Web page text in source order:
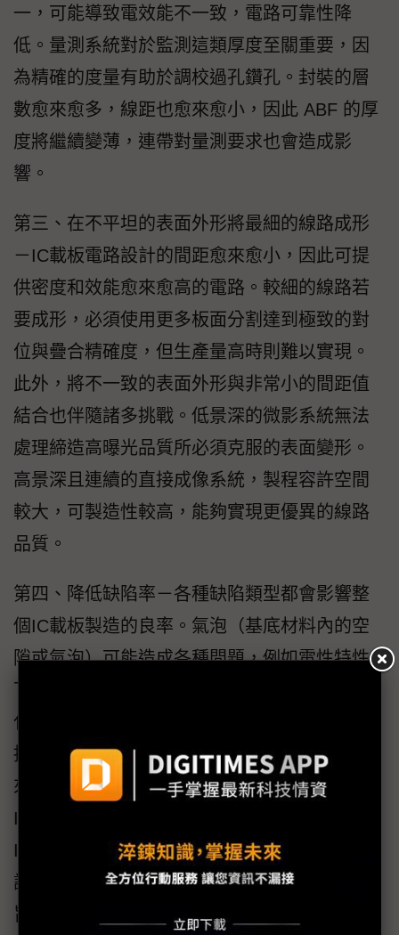
一，可能導致電效能不一致，電路可靠性降
低。量測系統對於監測這類厚度至關重要，因
為精確的度量有助於調校過孔鑽孔。封裝的層
數愈來愈多，線距也愈來愈小，因此 ABF 的厚
度將繼續變薄，連帶對量測要求也會造成影
響。
第三、在不平坦的表面外形將最細的線路成形
－IC載板電路設計的間距愈來愈小，因此可提
供密度和效能愈來愈高的電路。較細的線路若
要成形，必須使用更多板面分割達到極致的對
位與疊合精確度，但生產量高時則難以實現。
此外，將不一致的表面外形與非常小的間距值
結合也伴隨諸多挑戰。低景深的微影系統無法
處理締造高曝光品質所必須克服的表面變形。
高景深且連續的直接成像系統，製程容許空間
較大，可製造性較高，能夠實現更優異的線路
品質。
第四、降低缺陷率－各種缺陷類型都會影響整
個IC載板製造的良率。氣泡（基底材料內的空
隙或氣泡）可能造成各種問題，例如電性特性
下降、散熱性，以及機構完整性疑慮。在預固
化階段之後，檢測較薄的基材內氣泡，對於維
持品質與可靠性至關重要。銅缺陷率也可能帶
來挑戰。普通IC載板採用ABF層壓板，而進階
ICS，例如FC-CSP（ETS 製程）所使用的
ICS，則是使用銅基材（底銅）。銅對銅檢測一
詞是指，檢測銅基材（底銅）層上的銅圖形，
旨在檢測各種圖形缺陷，例如短路、刮痕、斷